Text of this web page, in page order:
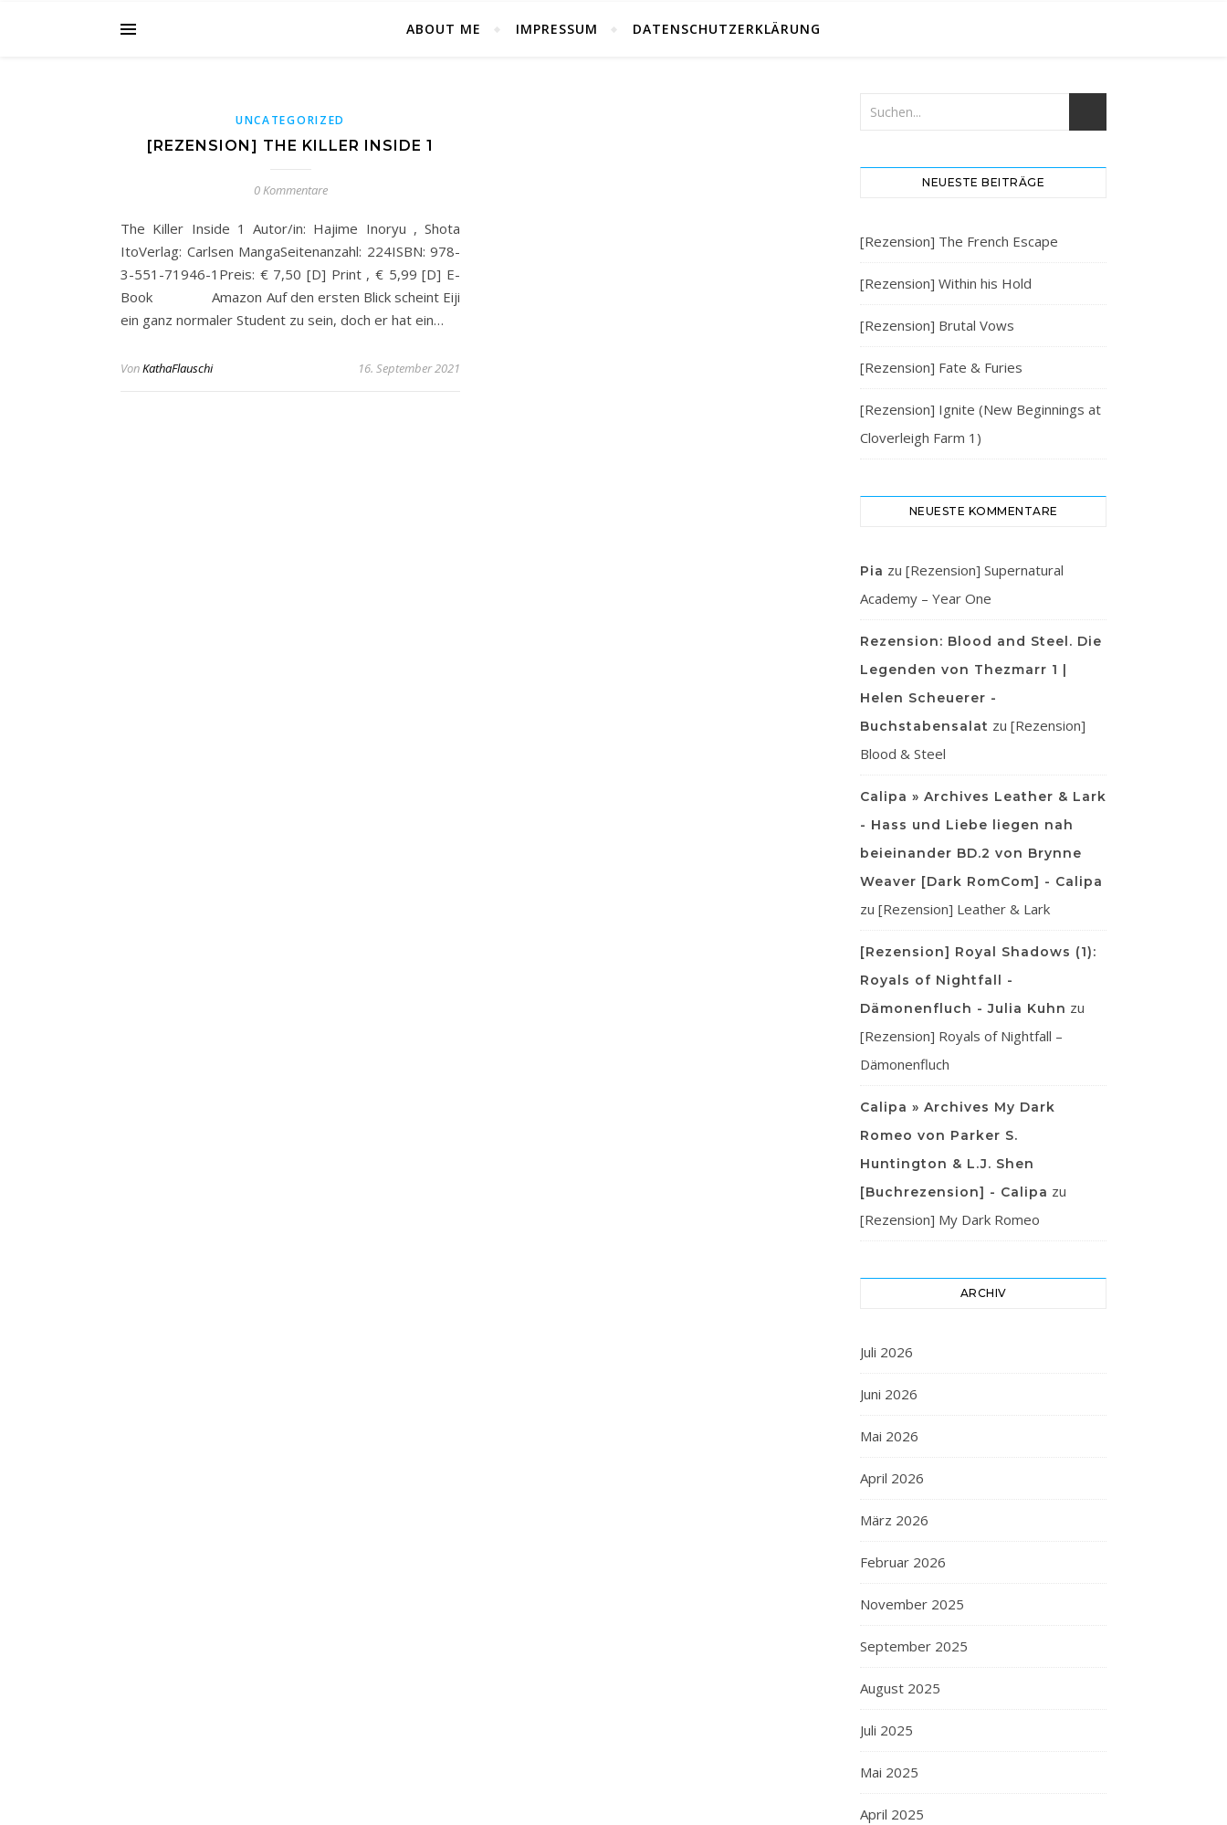
ABOUT ME IMPRESSUM DATENSCHUTZERKLÄRUNG
UNCATEGORIZED
[REZENSION] THE KILLER INSIDE 1
0 Kommentare
The Killer Inside 1 Autor/in: Hajime Inoryu , Shota
ItoVerlag: Carlsen MangaSeitenanzahl: 224ISBN: 978-
3-551-71946-1Preis: € 7,50 [D] Print , € 5,99 [D] E-
Book Amazon Auf den ersten Blick scheint Eiji
ein ganz normaler Student zu sein, doch er hat ein…
VonKathaFlauschi 16. September 2021
NEUESTE BEITRÄGE
[Rezension] The French Escape
[Rezension] Within his Hold
[Rezension] Brutal Vows
[Rezension] Fate & Furies
[Rezension] Ignite (New Beginnings at
Cloverleigh Farm 1)
NEUESTE KOMMENTARE
Pia zu [Rezension] Supernatural
Academy – Year One
Rezension: Blood and Steel. Die
Legenden von Thezmarr 1 |
Helen Scheuerer -
Buchstabensalat zu [Rezension]
Blood & Steel
Calipa » Archives Leather & Lark
- Hass und Liebe liegen nah
beieinander BD.2 von Brynne
Weaver [Dark RomCom] - Calipa
zu [Rezension] Leather & Lark
[Rezension] Royal Shadows (1):
Royals of Nightfall -
Dämonenfluch - Julia Kuhn zu
[Rezension] Royals of Nightfall –
Dämonenfluch
Calipa » Archives My Dark
Romeo von Parker S.
Huntington & L.J. Shen
[Buchrezension] - Calipa zu
[Rezension] My Dark Romeo
ARCHIV
Juli 2026
Juni 2026
Mai 2026
April 2026
März 2026
Februar 2026
November 2025
September 2025
August 2025
Juli 2025
Mai 2025
April 2025